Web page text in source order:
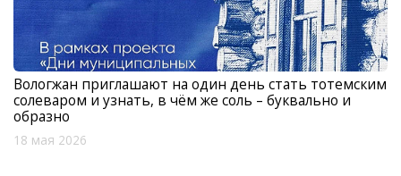
Вологжан приглашают на один день стать тотемским
солеваром и узнать, в чём же соль – буквально и
образно
18 мая 2026